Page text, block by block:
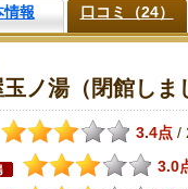
情報 口コミ（24）
ノ湯（閉館しま
3.4点 /
3.0